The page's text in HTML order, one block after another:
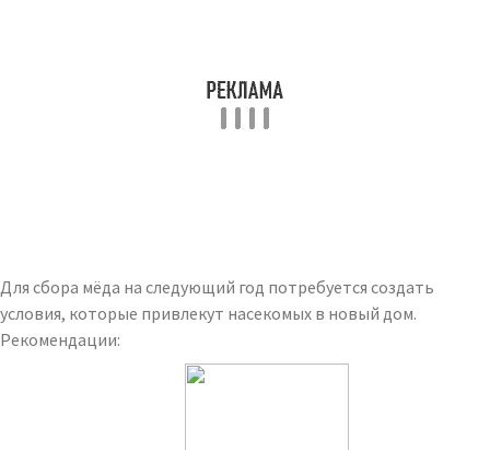
Для сбора мёда на следующий год потребуется создать
условия, которые привлекут насекомых в новый дом.
Рекомендации: